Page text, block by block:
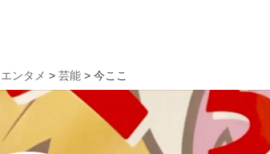
エンタメ > 芸能 > 今ここ